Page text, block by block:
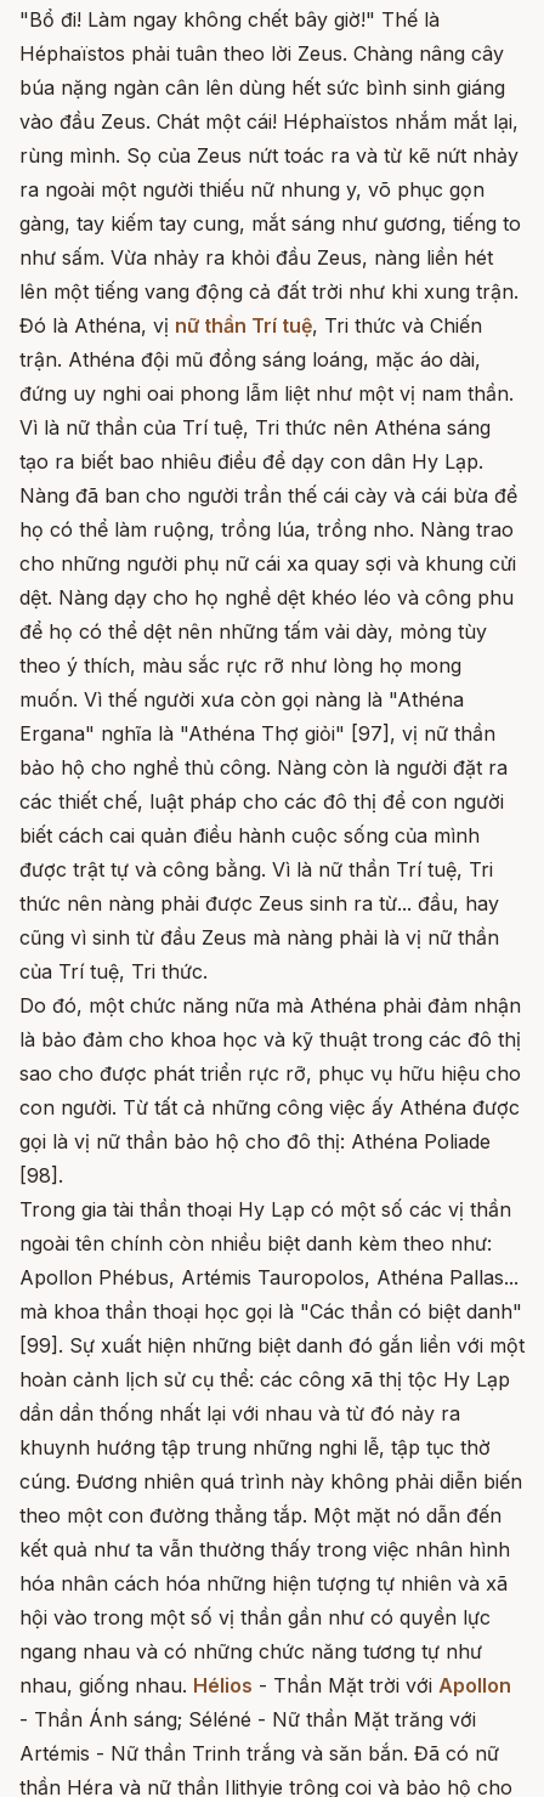
"Bổ đi! Làm ngay không chết bây giờ!" Thế là
Héphaïstos phải tuân theo lời Zeus. Chàng nâng cây
búa nặng ngàn cân lên dùng hết sức bình sinh giáng
vào đầu Zeus. Chát một cái! Héphaïstos nhắm mắt lại,
rùng mình. Sọ của Zeus nứt toác ra và từ kẽ nứt nhảy
ra ngoài một người thiếu nữ nhung y, võ phục gọn
gàng, tay kiếm tay cung, mắt sáng như gương, tiếng to
như sấm. Vừa nhảy ra khỏi đầu Zeus, nàng liền hét
lên một tiếng vang động cả đất trời như khi xung trận.
Đó là Athéna, vị nữ thần Trí tuệ, Tri thức và Chiến
trận. Athéna đội mũ đồng sáng loáng, mặc áo dài,
đứng uy nghi oai phong lẫm liệt như một vị nam thần.
Vì là nữ thần của Trí tuệ, Tri thức nên Athéna sáng
tạo ra biết bao nhiêu điều để dạy con dân Hy Lạp.
Nàng đã ban cho người trần thế cái cày và cái bừa để
họ có thể làm ruộng, trồng lúa, trồng nho. Nàng trao
cho những người phụ nữ cái xa quay sợi và khung cửi
dệt. Nàng dạy cho họ nghề dệt khéo léo và công phu
để họ có thể dệt nên những tấm vải dày, mỏng tùy
theo ý thích, màu sắc rực rỡ như lòng họ mong
muốn. Vì thế người xưa còn gọi nàng là "Athéna
Ergana" nghĩa là "Athéna Thợ giỏi" [97], vị nữ thần
bảo hộ cho nghề thủ công. Nàng còn là người đặt ra
các thiết chế, luật pháp cho các đô thị để con người
biết cách cai quản điều hành cuộc sống của mình
được trật tự và công bằng. Vì là nữ thần Trí tuệ, Tri
thức nên nàng phải được Zeus sinh ra từ... đầu, hay
cũng vì sinh từ đầu Zeus mà nàng phải là vị nữ thần
của Trí tuệ, Tri thức.
Do đó, một chức năng nữa mà Athéna phải đảm nhận
là bảo đảm cho khoa học và kỹ thuật trong các đô thị
sao cho được phát triển rực rỡ, phục vụ hữu hiệu cho
con người. Từ tất cả những công việc ấy Athéna được
gọi là vị nữ thần bảo hộ cho đô thị: Athéna Poliade
[98].
Trong gia tài thần thoại Hy Lạp có một số các vị thần
ngoài tên chính còn nhiều biệt danh kèm theo như:
Apollon Phébus, Artémis Tauropolos, Athéna Pallas...
mà khoa thần thoại học gọi là "Các thần có biệt danh"
[99]. Sự xuất hiện những biệt danh đó gắn liền với một
hoàn cảnh lịch sử cụ thể: các công xã thị tộc Hy Lạp
dần dần thống nhất lại với nhau và từ đó nảy ra
khuynh hướng tập trung những nghi lễ, tập tục thờ
cúng. Đương nhiên quá trình này không phải diễn biến
theo một con đường thẳng tắp. Một mặt nó dẫn đến
kết quả như ta vẫn thường thấy trong việc nhân hình
hóa nhân cách hóa những hiện tượng tự nhiên và xã
hội vào trong một số vị thần gần như có quyền lực
ngang nhau và có những chức năng tương tự như
nhau, giống nhau. Hélios - Thần Mặt trời với Apollon
- Thần Ánh sáng; Séléné - Nữ thần Mặt trăng với
Artémis - Nữ thần Trinh trắng và săn bắn. Đã có nữ
thần Héra và nữ thần Ilithyie trông coi và bảo hộ cho